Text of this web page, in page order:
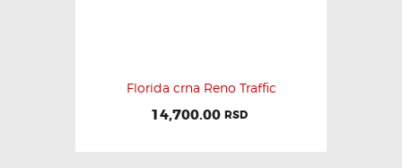
Florida crna Reno Traffic
14,700.00 RSD